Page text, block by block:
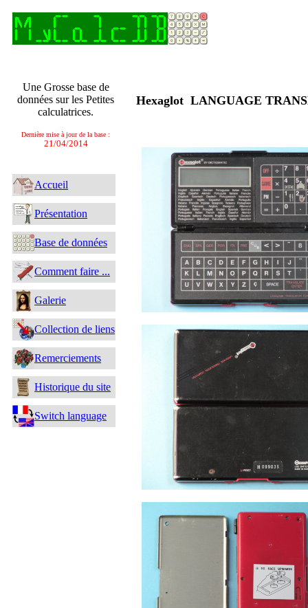
Une Grosse base de
données sur les Petites
calculatrices.
Dernière mise à jour de la base :
21/04/2014
Accueil
Présentation
Base de données
Comment faire ...
Galerie
Collection de liens
Remerciements
Historique du site
Switch language
Hexaglot LANGUAGE